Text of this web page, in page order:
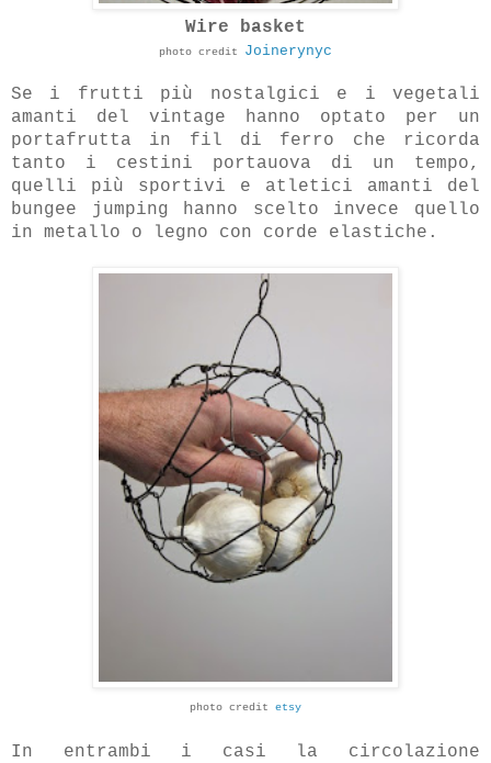
Wire basket
photo credit Joinerynyc
Se i frutti più nostalgici e i vegetali
amanti del vintage hanno optato per un
portafrutta in fil di ferro che ricorda
tanto i cestini portauova di un tempo,
quelli più sportivi e atletici amanti del
bungee jumping hanno scelto invece quello
in metallo o legno con corde elastiche.
photo credit etsy
In entrambi i casi la circolazione